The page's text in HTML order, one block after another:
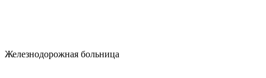
Железнодорожная больница